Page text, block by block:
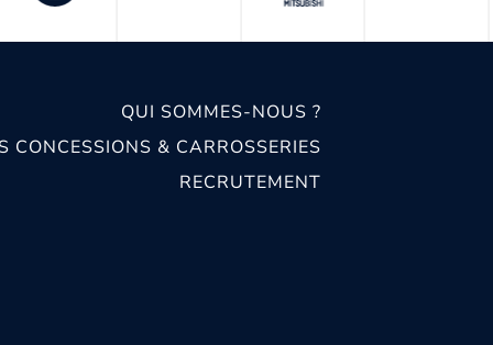
QUI SOMMES-NOUS ?
CONCESSIONS & CARROSSERIES
RECRUTEMENT